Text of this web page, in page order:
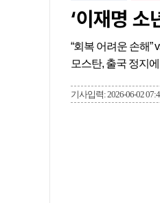
‘이재명 소
“회복 어려운 손해”
모스탄, 출국 정지
기사입력: 2026-06-02